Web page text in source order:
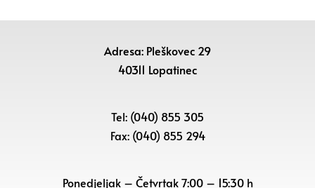
Adresa: Pleškovec 29
40311 Lopatinec
Tel: (040) 855 305
Fax: (040) 855 294
Ponedjeljak – Četvrtak 7:00 – 15:30 h